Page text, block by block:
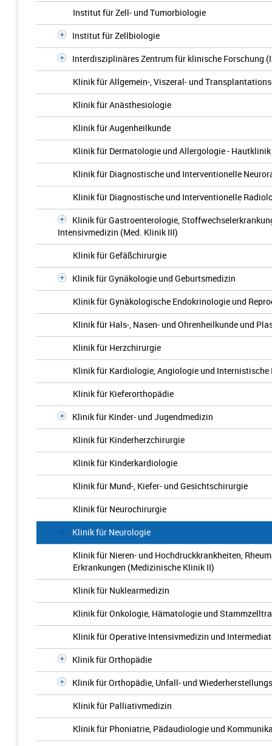
Institut für Zell- und Tumorbiologie
Institut für Zellbiologie
Interdisziplinäres Zentrum für klinische Forschung
Klinik für Allgemein-, Viszeral- und
Klinik für Anästhesiologie
Klinik für Augenheilkunde
Klinik für Dermatologie und Allergologie - Hautklinik
Klinik für Diagnostische und Interventionelle
Klinik für Diagnostische und Interventionelle
Klinik für Gastroenterologie,
Intensivmedizin (Med. Klinik III)
Klinik für Gefäßchirurgie
Klinik für Gynäkologie und Geburtsmedizin
Klinik für Gynäkologische Endokrinologie und
Klinik für Hals-, Nasen- und Ohrenheilkunde und
Klinik für Herzchirurgie
Klinik für Kardiologie, Angiologie und
Klinik für Kieferorthopädie
Klinik für Kinder- und Jugendmedizin
Klinik für Kinderherzchirurgie
Klinik für Kinderkardiologie
Klinik für Mund-, Kiefer- und Gesichtschirurgie
Klinik für Neurochirurgie
Klinik für Neurologie
Klinik für Nieren- und Hochdruckkrankheiten,
Erkrankungen (Medizinische Klinik II)
Klinik für Nuklearmedizin
Klinik für Onkologie, Hämatologie und
Klinik für Operative Intensivmedizin und
Klinik für Orthopädie
Klinik für Orthopädie, Unfall- und
Klinik für Palliativmedizin
Klinik für Phoniatrie, Pädaudiologie und